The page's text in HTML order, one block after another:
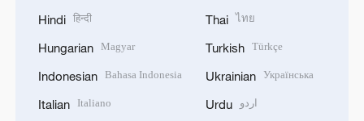
Hindi हिन्दी
Hungarian Magyar
Indonesian Bahasa Indonesia
Italian Italiano
Thai ไทย
Turkish Türkçe
Ukrainian Українська
Urdu اردو